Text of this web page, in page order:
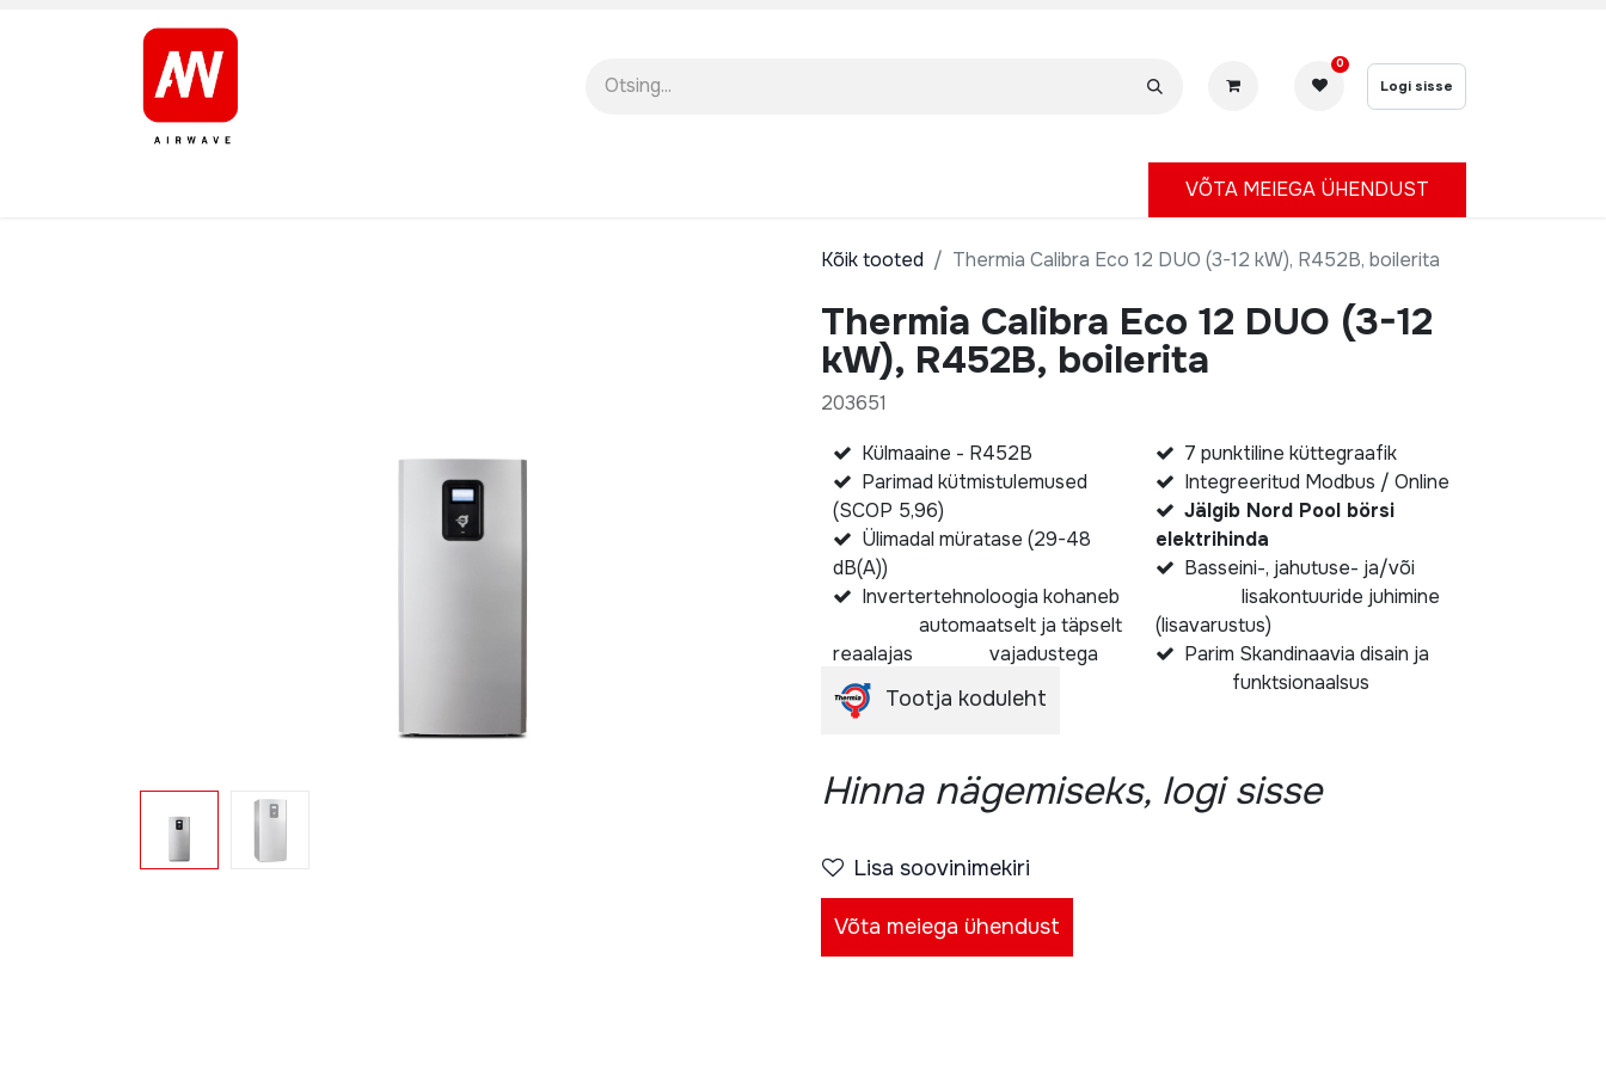
0
Logi sisse
VÕTA MEIEGA ÜHENDUST
Kõik tooted Thermia Calibra Eco 12 DUO (3-12 kW), R452B, boilerita
Thermia Calibra Eco 12 DUO (3-12
kW), R452B, boilerita
203651
7 punktiline küttegraafik
Integreeritud Modbus / Online
Jälgib Nord Pool börsi
elektrihinda
Basseini-, jahutuse- ja/või
lisakontuuride juhimine
(lisavarustus)
Parim Skandinaavia disain ja
funktsionaalsus
Külmaaine - R452B
Parimad kütmistulemused
(SCOP 5,96)
Ülimadal müratase (29-48
dB(A))
Invertertehnoloogia kohaneb
automaatselt ja täpselt
reaalajas vajadustega
Tootja koduleht
Hinna nägemiseks, logi sisse
Lisa soovinimekiri
Võta meiega ühendust